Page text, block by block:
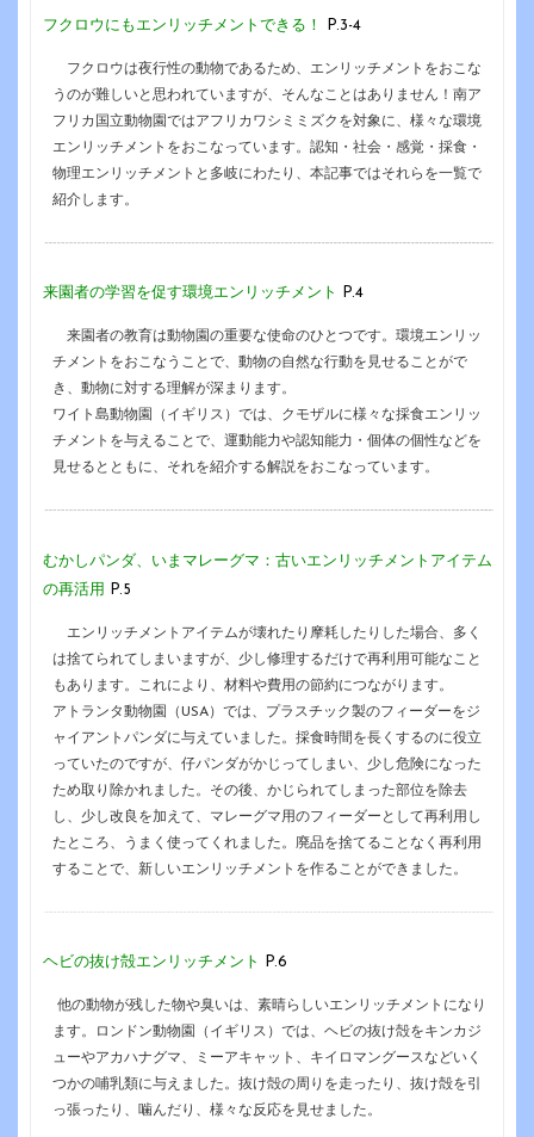
フクロウにもエンリッチメントできる！ P.3-4
フクロウは夜行性の動物であるため、エンリッチメントをおこな
うのが難しいと思われていますが、そんなことはありません！南ア
フリカ国立動物園ではアフリカワシミミズクを対象に、様々な環境
エンリッチメントをおこなっています。認知・社会・感覚・採食・
物理エンリッチメントと多岐にわたり、本記事ではそれらを一覧で
紹介します。
来園者の学習を促す環境エンリッチメント P.4
来園者の教育は動物園の重要な使命のひとつです。環境エンリッ
チメントをおこなうことで、動物の自然な行動を見せることがで
き、動物に対する理解が深まります。
ワイト島動物園（イギリス）では、クモザルに様々な採食エンリッ
チメントを与えることで、運動能力や認知能力・個体の個性などを
見せるとともに、それを紹介する解説をおこなっています。
むかしパンダ、いまマレーグマ：古いエンリッチメントアイテム
の再活用
P.5
エンリッチメントアイテムが壊れたり摩耗したりした場合、多く
は捨てられてしまいますが、少し修理するだけで再利用可能なこと
もあります。これにより、材料や費用の節約につながります。
アトランタ動物園（USA）では、プラスチック製のフィーダーをジ
ャイアントパンダに与えていました。採食時間を長くするのに役立
っていたのですが、仔パンダがかじってしまい、少し危険になった
ため取り除かれました。その後、かじられてしまった部位を除去
し、少し改良を加えて、マレーグマ用のフィーダーとして再利用し
たところ、うまく使ってくれました。廃品を捨てることなく再利用
することで、新しいエンリッチメントを作ることができました。
ヘビの抜け殻エンリッチメント P.6
他の動物が残した物や臭いは、素晴らしいエンリッチメントになり
ます。ロンドン動物園（イギリス）では、ヘビの抜け殻をキンカジ
ューやアカハナグマ、ミーアキャット、キイロマングースなどいく
つかの哺乳類に与えました。抜け殻の周りを走ったり、抜け殻を引
っ張ったり、噛んだり、様々な反応を見せました。